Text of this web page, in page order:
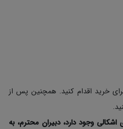
خرید اقدام کنید. همچنین پس از
وجود دارد، دبیران محترم، به